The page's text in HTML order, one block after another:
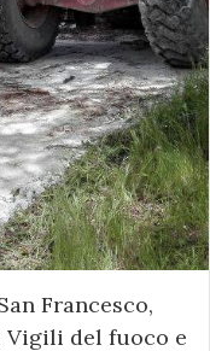
Francesco,
Vigili del fuoco e